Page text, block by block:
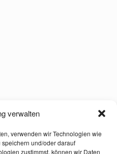
verwalten
verwenden wir Technologien wie
und/oder darauf
zustimmst, können wir Daten